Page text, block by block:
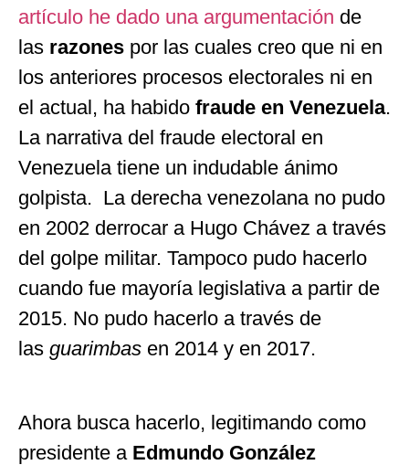
artículo he dado una argumentación de
las razones por las cuales creo que ni en
los anteriores procesos electorales ni en
el actual, ha habido fraude en Venezuela.
La narrativa del fraude electoral en
Venezuela tiene un indudable ánimo
golpista. La derecha venezolana no pudo
en 2002 derrocar a Hugo Chávez a través
del golpe militar. Tampoco pudo hacerlo
cuando fue mayoría legislativa a partir de
2015. No pudo hacerlo a través de
las guarimbas en 2014 y en 2017.
Ahora busca hacerlo, legitimando como
presidente a Edmundo González